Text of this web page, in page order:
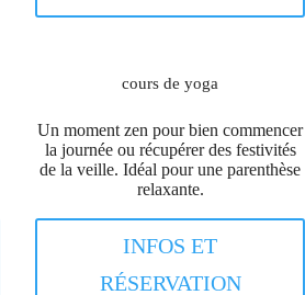
cours de yoga
Un moment zen pour bien commencer
la journée ou récupérer des festivités
de la veille. Idéal pour une parenthèse
relaxante.
INFOS ET
RÉSERVATION